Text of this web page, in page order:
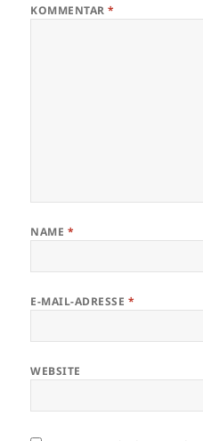
KOMMENTAR*
NAME *
E-MAIL-ADRESSE *
WEBSITE